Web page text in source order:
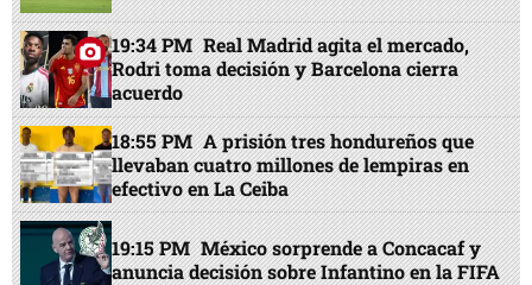
19:34 PM Real Madrid agita el mercado,
Rodri toma decisión y Barcelona cierra
acuerdo
18:55 PM A prisión tres hondureños que
llevaban cuatro millones de lempiras en
efectivo en La Ceiba
19:15 PM México sorprende a Concacaf y
anuncia decisión sobre Infantino en la FIFA